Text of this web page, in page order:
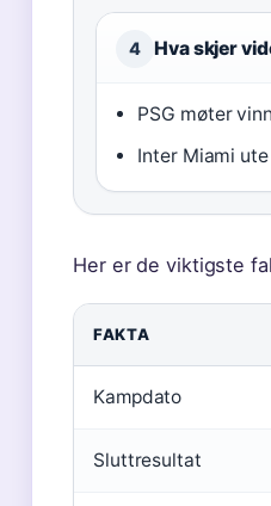
4 Hva skjer
PSG møter
Inter Miami
Her er de viktigste
FAKTA
Kampdato
Sluttresultat